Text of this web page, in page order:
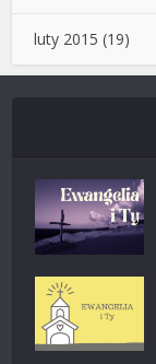
luty 2015 (19)